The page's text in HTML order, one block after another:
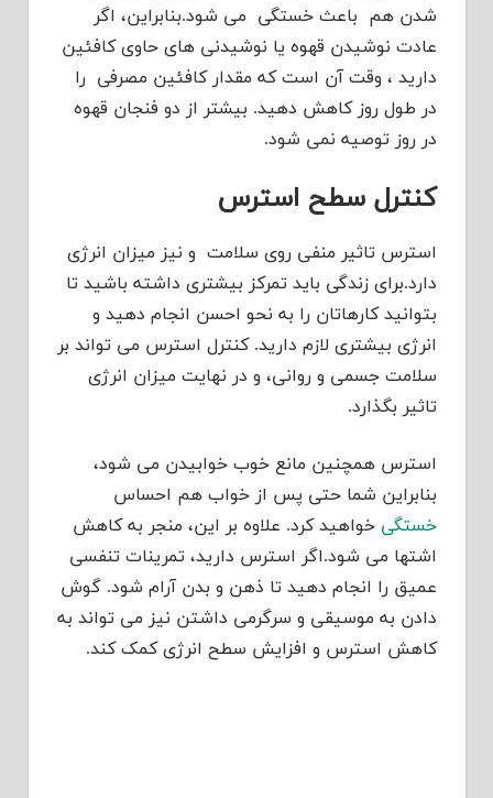
شدن هم باعث خستگی می شود.بنابراین، اگر
عادت نوشیدن قهوه یا نوشیدنی های حاوی کافئین
دارید ، وقت آن است که مقدار کافئین مصرفی را
در طول روز کاهش دهید. بیشتر از دو فنجان قهوه
در روز توصیه نمی شود.
کنترل سطح استرس
استرس تاثیر منفی روی سلامت و نیز میزان انرژی
دارد.برای زندگی باید تمرکز بیشتری داشته باشید تا
بتوانید کارهاتان را به نحو احسن انجام دهید و
انرژی بیشتری لازم دارید. کنترل استرس می تواند بر
سلامت جسمی و روانی، و در نهایت میزان انرژی
تاثیر بگذارد.
استرس همچنین مانع خوب خوابیدن می شود،
بنابراین شما حتی پس از خواب هم احساس
خستگی خواهید کرد. علاوه بر این، منجر به کاهش
اشتها می شود.اگر استرس دارید، تمرینات تنفسی
عمیق را انجام دهید تا ذهن و بدن آرام شود. گوش
دادن به موسیقی و سرگرمی داشتن نیز می تواند به
کاهش استرس و افزایش سطح انرژی کمک کند.